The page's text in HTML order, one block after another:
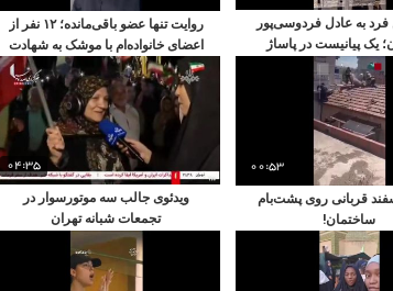
فرد به عادل فردوسی‌پور
یک پیانیست در پاساژ
تجاری!
روایت تنها عضو باقی‌مانده؛ ۱۲ نفر از
اعضای خانواده‌ام با موشک به شهادت
رسیدند
00:53
قربانی روی پشت‌بام
ساختمان!
04:35
ویدئوی جالب سه موتورسوار در
تجمعات شبانه تهران